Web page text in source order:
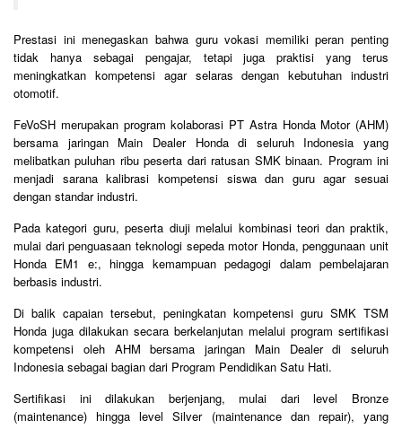
Prestasi ini menegaskan bahwa guru vokasi memiliki peran penting
tidak hanya sebagai pengajar, tetapi juga praktisi yang terus
meningkatkan kompetensi agar selaras dengan kebutuhan industri
otomotif.
FeVoSH merupakan program kolaborasi PT Astra Honda Motor (AHM)
bersama jaringan Main Dealer Honda di seluruh Indonesia yang
melibatkan puluhan ribu peserta dari ratusan SMK binaan. Program ini
menjadi sarana kalibrasi kompetensi siswa dan guru agar sesuai
dengan standar industri.
Pada kategori guru, peserta diuji melalui kombinasi teori dan praktik,
mulai dari penguasaan teknologi sepeda motor Honda, penggunaan unit
Honda EM1 e:, hingga kemampuan pedagogi dalam pembelajaran
berbasis industri.
Di balik capaian tersebut, peningkatan kompetensi guru SMK TSM
Honda juga dilakukan secara berkelanjutan melalui program sertifikasi
kompetensi oleh AHM bersama jaringan Main Dealer di seluruh
Indonesia sebagai bagian dari Program Pendidikan Satu Hati.
Sertifikasi ini dilakukan berjenjang, mulai dari level Bronze
(maintenance) hingga level Silver (maintenance dan repair), yang